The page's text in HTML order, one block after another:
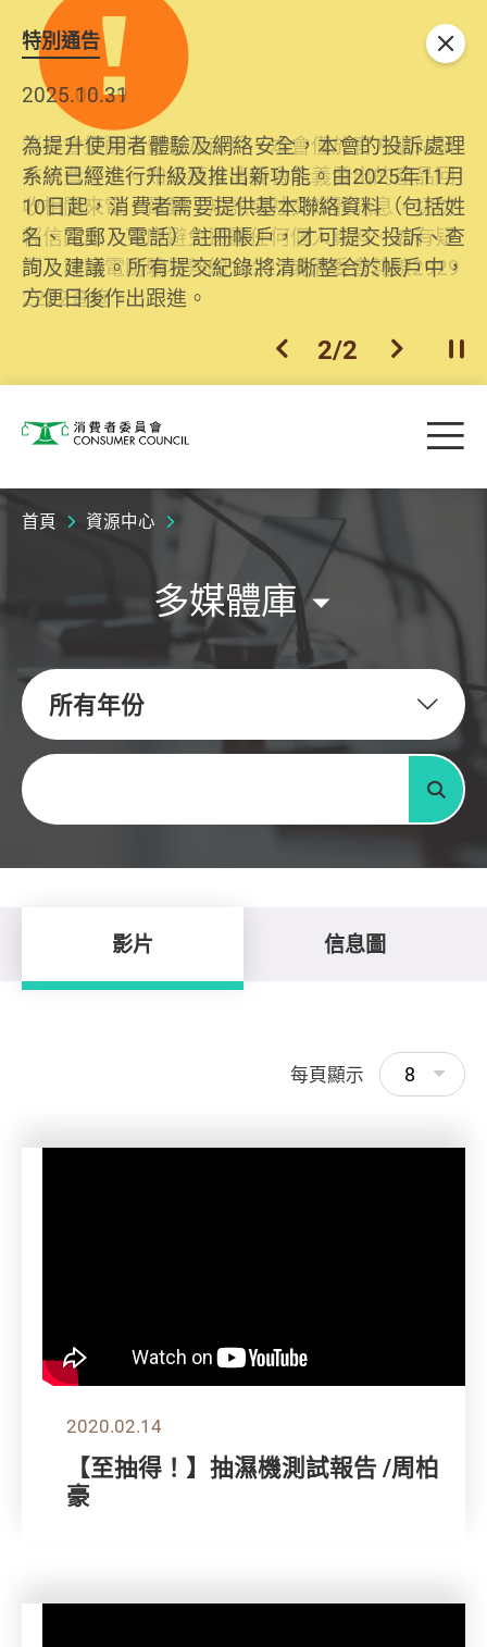
特別通告
2026.06.29
消委會提醒消費者及商戶，本會僅於官方網站發
布消費警示。如接獲以消委會名義發出的產品回
收相關來電、電郵、短訊或社交媒體訊息，切勿
輕信回應，更應避免透露任何個人資料。如有疑
問，請致電防騙易熱線18222或消委會熱線2929
2222查詢。
2025.10.31
為提升使用者體驗及網絡安全，本會的投訴處理
系統已經進行升級及推出新功能。由2025年11月
10日起，消費者需要提供基本聯絡資料（包括姓
名、電郵及電話）註冊帳戶，才可提交投訴、查
詢及建議。所有提交紀錄將清晰整合於帳戶中，
方便日後作出跟進。
上一個
2/2 下一個開
關閉
消費者委員會 目
首頁 資源中心
多媒體庫
所有年份
關鍵字
搜尋
影片 信息圖
每頁顯示 8
2020.02.14
【至抽得！】抽濕機測試報告 /周柏
豪